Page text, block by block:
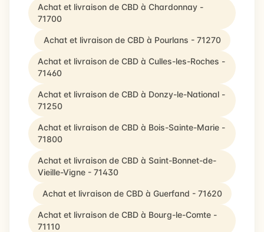
Achat et livraison de CBD à Chardonnay -
71700
Achat et livraison de CBD à Pourlans - 71270
Achat et livraison de CBD à Culles-les-Roches -
71460
Achat et livraison de CBD à Donzy-le-National -
71250
Achat et livraison de CBD à Bois-Sainte-Marie -
71800
Achat et livraison de CBD à Saint-Bonnet-de-
Vieille-Vigne - 71430
Achat et livraison de CBD à Guerfand - 71620
Achat et livraison de CBD à Bourg-le-Comte -
71110